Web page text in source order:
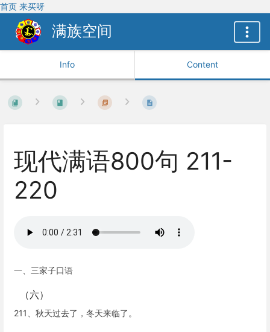
首页 来买呀
满族空间
Info Content
现代满语800句 211-
220
一、三家子口语
（六）
211、秋天过去了，冬天来临了。